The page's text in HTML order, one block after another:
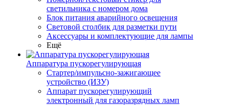
светильника с номером дома
Блок питания аварийного освещения
Световой столбик для разметки пути
Аксессуары и комплектующие для лампы
Ещё
Аппаратура пускорегулирующая
Стартер/импульсно-зажигающее
устройство (ИЗУ)
Аппарат пускорегулирующий
электронный для газоразрядных ламп